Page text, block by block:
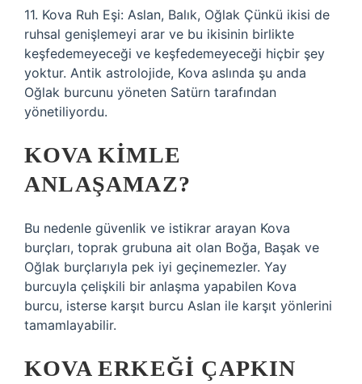
11. Kova Ruh Eşi: Aslan, Balık, Oğlak Çünkü ikisi de
ruhsal genişlemeyi arar ve bu ikisinin birlikte
keşfedemeyeceği ve keşfedemeyeceği hiçbir şey
yoktur. Antik astrolojide, Kova aslında şu anda
Oğlak burcunu yöneten Satürn tarafından
yönetiliyordu.
KOVA KIMLE
ANLAŞAMAZ?
Bu nedenle güvenlik ve istikrar arayan Kova
burçları, toprak grubuna ait olan Boğa, Başak ve
Oğlak burçlarıyla pek iyi geçinemezler. Yay
burcuyla çelişkili bir anlaşma yapabilen Kova
burcu, isterse karşıt burcu Aslan ile karşıt yönlerini
tamamlayabilir.
KOVA ERKEĞI ÇAPKIN